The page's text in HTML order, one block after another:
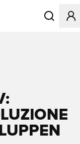
Åbner en